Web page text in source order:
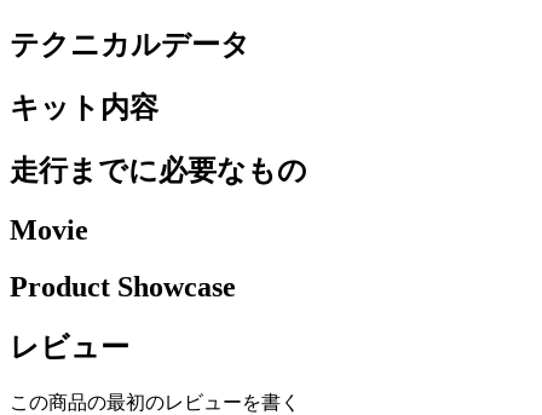
テクニカルデータ
キット内容
走行までに必要なもの
Movie
Product Showcase
レビュー
この商品の最初のレビューを書く